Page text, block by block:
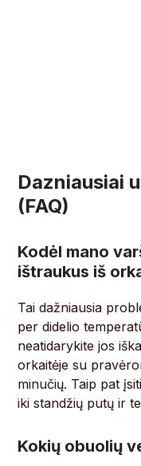
Dazniausiai
(FAQ)
Kodėl mano
ištraukus iš
Tai dažniausia
per didelio
neatidarykite jos
orkaitėje su
minučių. Taip pat
iki standžių putų ir
Kokių obuolių